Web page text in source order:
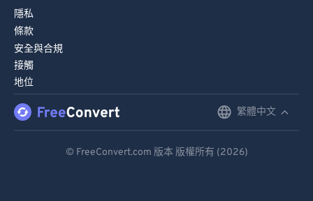
隱私
條款
安全與合規
接觸
地位
繁體中文
© FreeConvert.com 版本 版權所有 (2026)